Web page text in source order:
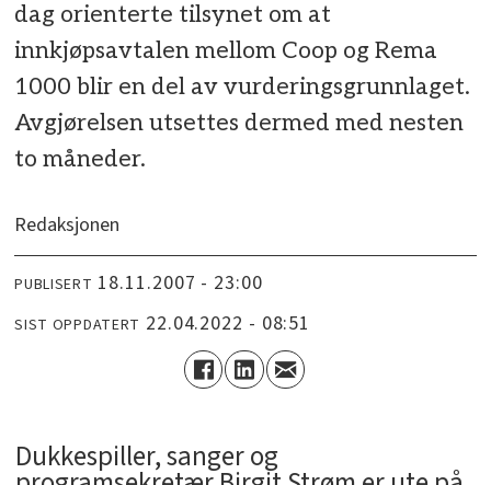
dag orienterte tilsynet om at
innkjøpsavtalen mellom Coop og Rema
1000 blir en del av vurderingsgrunnlaget.
Avgjørelsen utsettes dermed med nesten
to måneder.
Redaksjonen
PUBLISERT 18.11.2007 - 23:00
SIST OPPDATERT 22.04.2022 - 08:51
Dukkespiller, sanger og